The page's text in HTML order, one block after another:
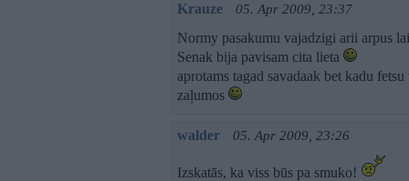
Krauze 05. Apr 2009, 23:37
Normy pasakumu vajadzigi arii arpus
Senak bija pavisam cita lieta
aprotams tagad savadaak bet kadu
zaļumos
walder 05. Apr 2009, 23:26
Izskatās, ka viss būs pa smuko!